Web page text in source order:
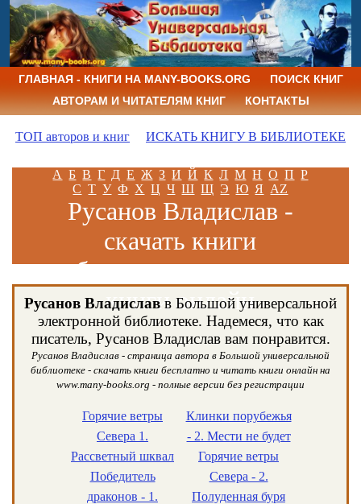
ГЛАВНАЯ - КНИГИ НА MANY-BOOKS.ORG
ПОИСК КНИГ
АВТОРАМ И ЧИТАТЕЛЯМ КНИГ
КОНТАКТЫ
ТОП авторов и книг ИСКАТЬ КНИГУ В БИБЛИОТЕКЕ
А Б В Г Д Е Ж З И Й К Л М Н О П Р
С Т У Ф Х Ц Ч Ш Щ Э Ю Я AZ
Русанов Владислав -
скачать книги
бесплатно и читать
книги онлайн
Русанов Владислав в Большой универсальной
электронной библиотеке. Надемеся, что как
писатель, Русанов Владислав вам понравится.
Русанов Владислав - страница автора в Большой универсальной
библиотеке - скачать книги бесплатно и читать книги онлайн на
www.many-books.org - полные версии без регистрации
Горячие ветры
Севера 1.
Рассветный шквал
Победитель
драконов - 1.
Клинки порубежья
- 2. Мести не будет
Горячие ветры
Севера - 2.
Полуденная буря